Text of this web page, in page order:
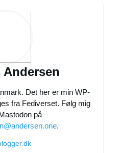
Andersen
Det her er min WP-
fra Fediverset. Følg mig
på
.